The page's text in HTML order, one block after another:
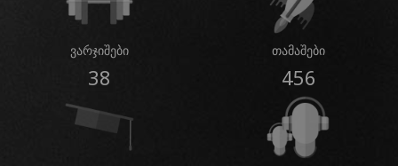
ვარჯიშები
38
თამაშები
456